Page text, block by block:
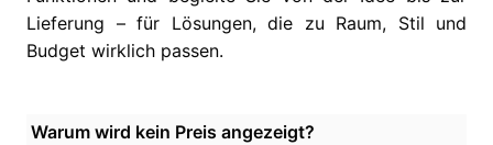
Lieferung – für Lösungen, die zu Raum, Stil und
Budget wirklich passen.
Warum wird kein Preis angezeigt?